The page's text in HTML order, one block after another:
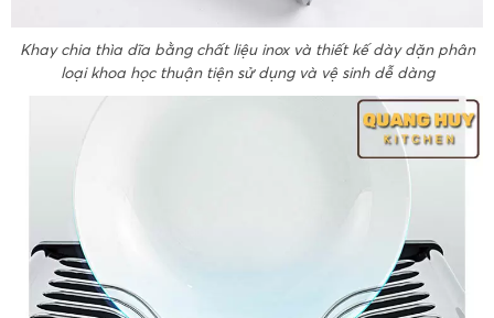
Khay chia thìa dĩa bằng chất liệu inox và thiết kế dày dặn phân
loại khoa học thuận tiện sử dụng và vệ sinh dễ dàng